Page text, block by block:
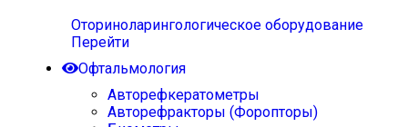
Оториноларингологическое оборудование
Перейти
Офтальмология
Авторефкератометры
Авторефракторы (Форопторы)